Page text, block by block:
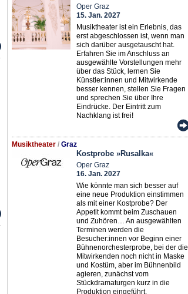
Oper Graz
15. Jan. 2027
Musiktheater ist ein Erlebnis, das
erst abgeschlossen ist, wenn man
sich darüber ausgetauscht hat.
Erfahren Sie im Anschluss an
ausgewählte Vorstellungen mehr
über das Stück, lernen Sie
Künstler:innen und Mitwirkende
besser kennen, stellen Sie Fragen
und sprechen Sie über Ihre
Eindrücke. Der Eintritt zum
Nachklang ist frei!
Musiktheater / Graz
Kostprobe »Rusalka«
Oper Graz
16. Jan. 2027
Wie könnte man sich besser auf
eine neue Produktion einstimmen
als mit einer Kostprobe? Der
Appetit kommt beim Zuschauen
und Zuhören… An ausgewählten
Terminen werden die
Besucher:innen vor Beginn einer
Bühnenorchesterprobe, bei der die
Mitwirkenden noch nicht in Maske
und Kostüm, aber im Bühnenbild
agieren, zunächst vom
Stückdramaturgen kurz in die
Produktion eingeführt.